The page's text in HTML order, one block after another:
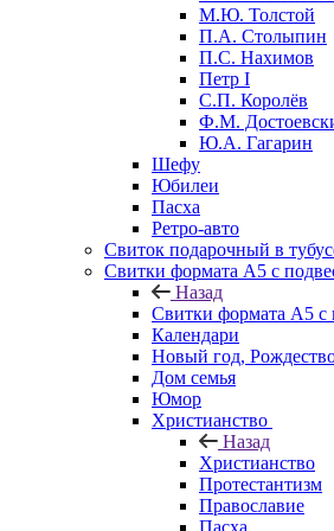
М.Ю. Толстой
П.А. Столыпин
П.С. Нахимов
Петр I
С.П. Королёв
Ф.М.
Ю.А. Гагарин
Шефу
Юбилеи
Пасха
Ретро-авто
Свиток подарочный в
Свитки формата А5 с
Назад
Свитки формата А5 с
Календари
Новый год,
Дом семья
Юмор
Христианство
Назад
Христианство
Протестантизм
Православие
Пасха